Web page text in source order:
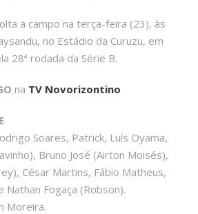
a campo na terça-feira (23), às
no Estádio da Curuzu, em
28ª rodada da Série B.
na TV Novorizontino
Soares, Patrick, Luís Oyama,
Bruno José (Airton Moisés),
César Martins, Fábio Matheus,
Nathan Fogaça (Robson).
Moreira.